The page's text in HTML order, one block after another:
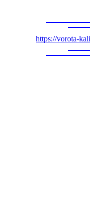
https://vorota-